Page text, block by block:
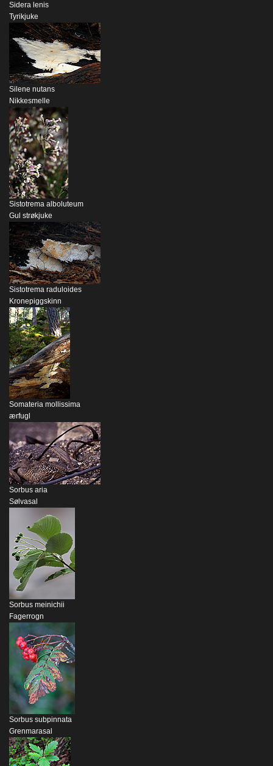
Sidera lenis
Tyrikjuke
Silene nutans
Nikkesmelle
Sistotrema alboluteum
Gul strøkjuke
Sistotrema raduloides
Kronepiggskinn
Somateria mollissima
ærfugl
Sorbus aria
Sølvasal
Sorbus meinichii
Fagerrogn
Sorbus subpinnata
Grenmarasal